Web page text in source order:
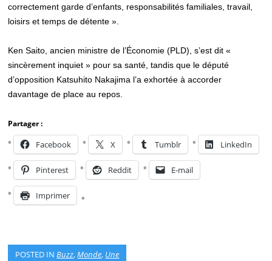
correctement garde d’enfants, responsabilités familiales, travail,
loisirs et temps de détente ».
Ken Saito, ancien ministre de l’Économie (PLD), s’est dit «
sincèrement inquiet » pour sa santé, tandis que le député
d’opposition Katsuhito Nakajima l’a exhortée à accorder
davantage de place au repos.
Partager :
Facebook X Tumblr LinkedIn
Pinterest Reddit E-mail
Imprimer
POSTED INBuzz,Monde, Une